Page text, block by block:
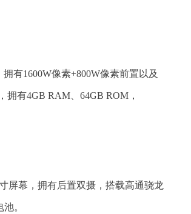
有1600W像素+800W像素前置以及
拥有4GB RAM、64GB ROM，
屏幕，拥有后置双摄，搭载高通骁龙
。